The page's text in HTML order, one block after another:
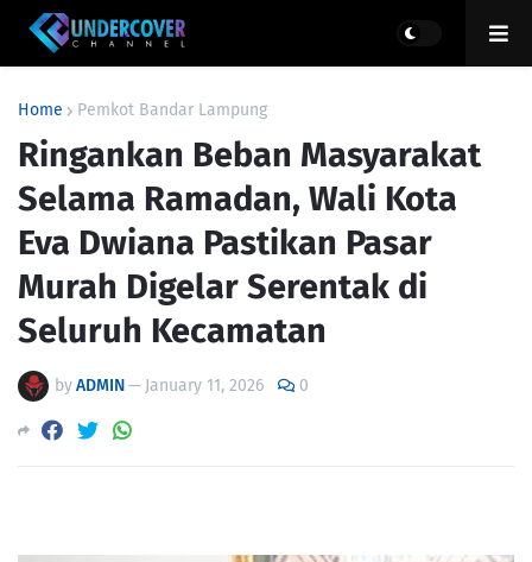
Home Pemkot Bandar Lampung
Ringankan Beban Masyarakat
Selama Ramadan, Wali Kota
Eva Dwiana Pastikan Pasar
Murah Digelar Serentak di
Seluruh Kecamatan
byADMIN— January 11, 2026 0